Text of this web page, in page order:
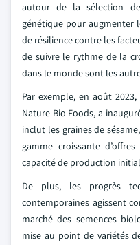
autour de la sélection
génétique pour augmenter
de résilience contre les
de suivre le rythme de la
dans le monde sont les
Par exemple, en août
Nature Bio Foods, a
inclut les graines de
gamme croissante
capacité de production
De plus, les progrès
contemporaines agissent
marché des semences
mise au point de variétés